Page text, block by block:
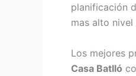
planificación
mas alto nivel
Los mejores
Casa Batlló